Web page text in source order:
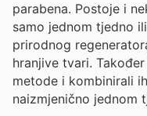
parabena. Postoje i
samo jednom tjedno
prirodnog
hranjive tvari.
metode i kombinirali
naizmjenično jednom